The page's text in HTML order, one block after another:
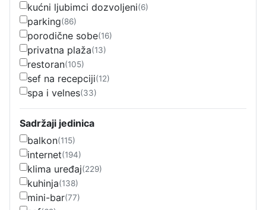
kućni ljubimci dozvoljeni(6)
parking(86)
porodične sobe(16)
privatna plaža(13)
restoran(105)
sef na recepciji(12)
spa i velnes(33)
Sadržaji jedinica
balkon(115)
internet(194)
klima uređaj(229)
kuhinja(138)
mini-bar(77)